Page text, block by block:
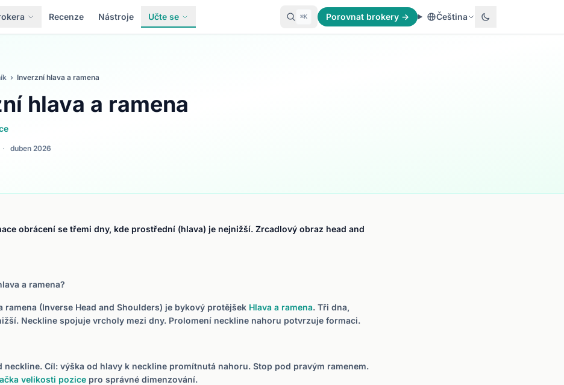
Recenze Nástroje Učte se ⌘K Porovnat brokery → Čeština
› Inverzní hlava a ramena
hlava a ramena
· duben 2026
obrácení se třemi dny, kde prostřední (hlava) je nejnižší. Zrcadlový obraz head and
a ramena?
ramena (Inverse Head and Shoulders) je bykový protějšek Hlava a ramena. Tři dna,
Neckline spojuje vrcholy mezi dny. Prolomení neckline nahoru potvrzuje formaci.
neckline. Cíl: výška od hlavy k neckline promítnutá nahoru. Stop pod pravým ramenem.
velikosti pozice pro správné dimenzování.